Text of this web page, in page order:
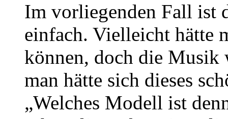
Im vorliegenden Fall ist
einfach. Vielleicht hätte
können, doch die Musik
man hätte sich dieses
„Welches Modell ist